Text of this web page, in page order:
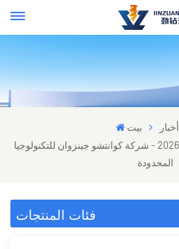
بيت
أخبار
ملخص معرض شيامن للأحجار 2026 - شركة كوانتشو جينزوان للتكنولوجيا
المحدودة
فئات المنتجات